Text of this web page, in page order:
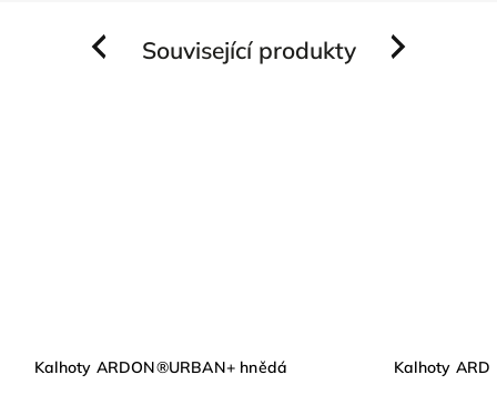
Související produkty
Previous
Kalhoty ARDON®URBAN+ hnědá Kalhoty
Next